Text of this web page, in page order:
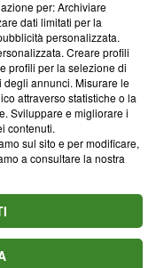
Frasca, 3 - 6900
per: Archiviare
dati limitati per la
personalizzata.
Creare profili
profili per la selezione di
annunci. Misurare le
attraverso statistiche o la
Sviluppare e migliorare i
contenuti.
sul sito e per modificare,
a consultare la nostra